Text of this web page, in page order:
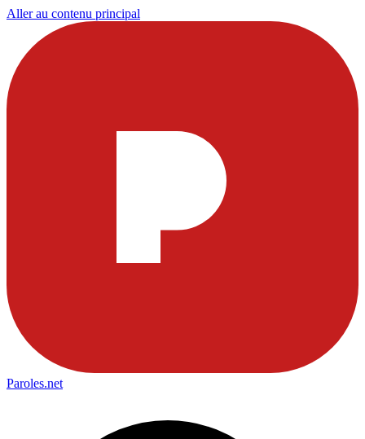
Aller au contenu principal
Paroles.net